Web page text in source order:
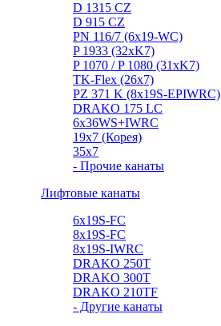
D 1315 CZ
D 915 CZ
PN 116/7 (6x19-WC)
P 1933 (32xK7)
P 1070 / P 1080 (31xK7)
TK-Flex (26x7)
PZ 371 K (8x19S-EPIWRC)
DRAKO 175 LC
6x36WS+IWRC
19x7 (Корея)
35x7
- Прочие канаты
Лифтовые канаты
6x19S-FC
8x19S-FC
8x19S-IWRC
DRAKO 250T
DRAKO 300T
DRAKO 210TF
- Другие канаты